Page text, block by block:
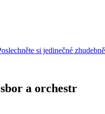
si jedinečné
a orchestr